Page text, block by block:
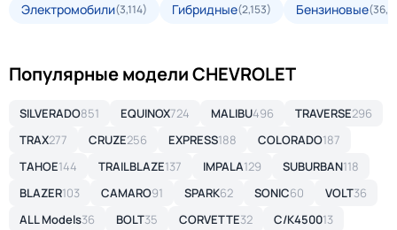
Электромобили(3,114) Гибридные(2,153) Бензиновые
Популярные модели CHEVROLET
SILVERADO851 EQUINOX724 MALIBU496 TRAVERSE296
TRAX277 CRUZE256 EXPRESS188 COLORADO187
TAHOE144 TRAILBLAZE137 IMPALA129 SUBURBAN118
BLAZER103 CAMARO91 SPARK62 SONIC60 VOLT36
ALL Models36 BOLT35 CORVETTE32 C/K450013